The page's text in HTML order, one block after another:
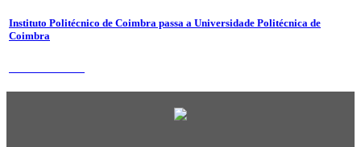
Instituto Politécnico de Coimbra passa a Universidade Politécnica de
Coimbra